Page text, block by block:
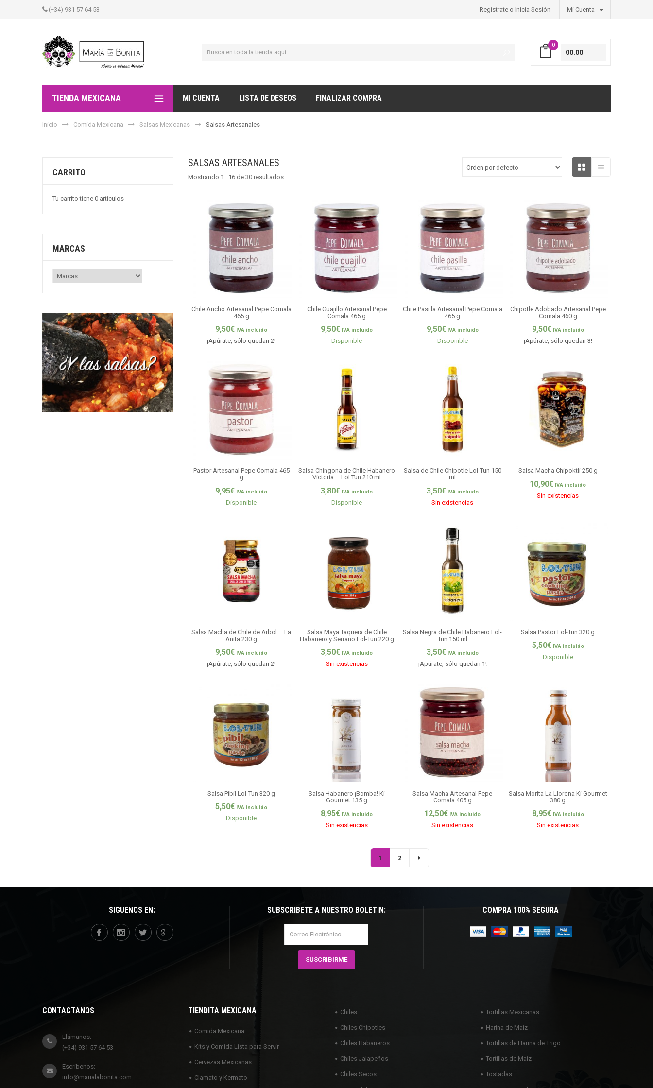
(+34) 931 57 64 53 Regístrate o Inicia Sesión Mi Cuenta
0
00.00
TIENDA MEXICANA MI CUENTA LISTA DE DESEOS FINALIZAR COMPRA
Inicio Comida Mexicana Salsas Mexicanas Salsas Artesanales
CARRITO
Tu carrito tiene 0 artículos
MARCAS
SALSAS ARTESANALES
Mostrando 1–16 de 30 resultados
Chile Ancho Artesanal Pepe Comala
465 g
9,50€ IVA incluido
¡Apúrate, sólo quedan 2!
Chile Guajillo Artesanal Pepe
Comala 465 g
9,50€ IVA incluido
Disponible
Chile Pasilla Artesanal Pepe Comala
465 g
9,50€ IVA incluido
Disponible
Chipotle Adobado Artesanal Pepe
Comala 460 g
9,50€ IVA incluido
¡Apúrate, sólo quedan 3!
Pastor Artesanal Pepe Comala 465
g
9,95€ IVA incluido
Disponible
Salsa Chingona de Chile Habanero
Victoria – Lol Tun 210 ml
3,80€ IVA incluido
Disponible
Salsa de Chile Chipotle Lol-Tun 150
ml
3,50€ IVA incluido
Sin existencias
Salsa Macha Chipoktli 250 g
10,90€ IVA incluido
Sin existencias
Salsa Macha de Chile de Árbol – La
Anita 230 g
9,50€ IVA incluido
¡Apúrate, sólo quedan 2!
Salsa Maya Taquera de Chile
Habanero y Serrano Lol-Tun 220 g
3,50€ IVA incluido
Sin existencias
Salsa Negra de Chile Habanero Lol-
Tun 150 ml
3,50€ IVA incluido
¡Apúrate, sólo quedan 1!
Salsa Pastor Lol-Tun 320 g
5,50€ IVA incluido
Disponible
Salsa Pibil Lol-Tun 320 g
5,50€ IVA incluido
Disponible
Salsa Habanero ¡Bomba! Ki
Gourmet 135 g
8,95€ IVA incluido
Sin existencias
Salsa Macha Artesanal Pepe
Comala 405 g
12,50€ IVA incluido
Sin existencias
Salsa Morita La Llorona Ki Gourmet
380 g
8,95€ IVA incluido
Sin existencias
1 2
SÍGUENOS EN: SUBSCRÍBETE A NUESTRO BOLETÍN: COMPRA 100% SEGURA
CONTÁCTANOS
Llámanos:
(+34) 931 57 64 53
Escríbenos:
info@marialabonita.com
TIENDITA MEXICANA
Comida Mexicana
Kits y Comida Lista para Servir
Cervezas Mexicanas
Clamato y Kermato
Chiles
Chiles Chipotles
Chiles Habaneros
Chiles Jalapeños
Chiles Secos
Tortillas Mexicanas
Harina de Maíz
Tortillas de Harina de Trigo
Tortillas de Maíz
Tostadas